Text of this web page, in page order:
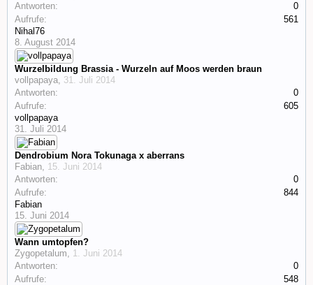
Antworten:
0
Aufrufe:
561
Nihal76
8. August 2014
Wurzelbildung Brassia - Wurzeln auf Moos werden braun
vollpapaya, 31. Juli 2014
Antworten:
0
Aufrufe:
605
vollpapaya
31. Juli 2014
Dendrobium Nora Tokunaga x aberrans
Fabian, 15. Juni 2014
Antworten:
0
Aufrufe:
844
Fabian
15. Juni 2014
Wann umtopfen?
Zygopetalum, 1. Juni 2014
Antworten:
0
Aufrufe:
548